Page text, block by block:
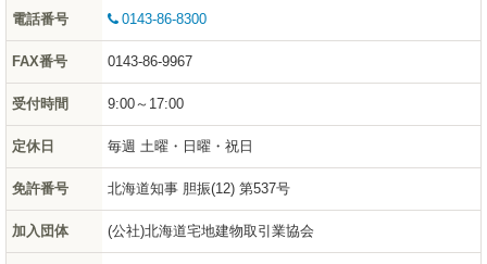
電話番号 0143-86-8300
FAX番号 0143-86-9967
受付時間 9:00～17:00
定休日 毎週 土曜・日曜・祝日
免許番号 北海道知事 胆振(12) 第537号
加入団体 (公社)北海道宅地建物取引業協会